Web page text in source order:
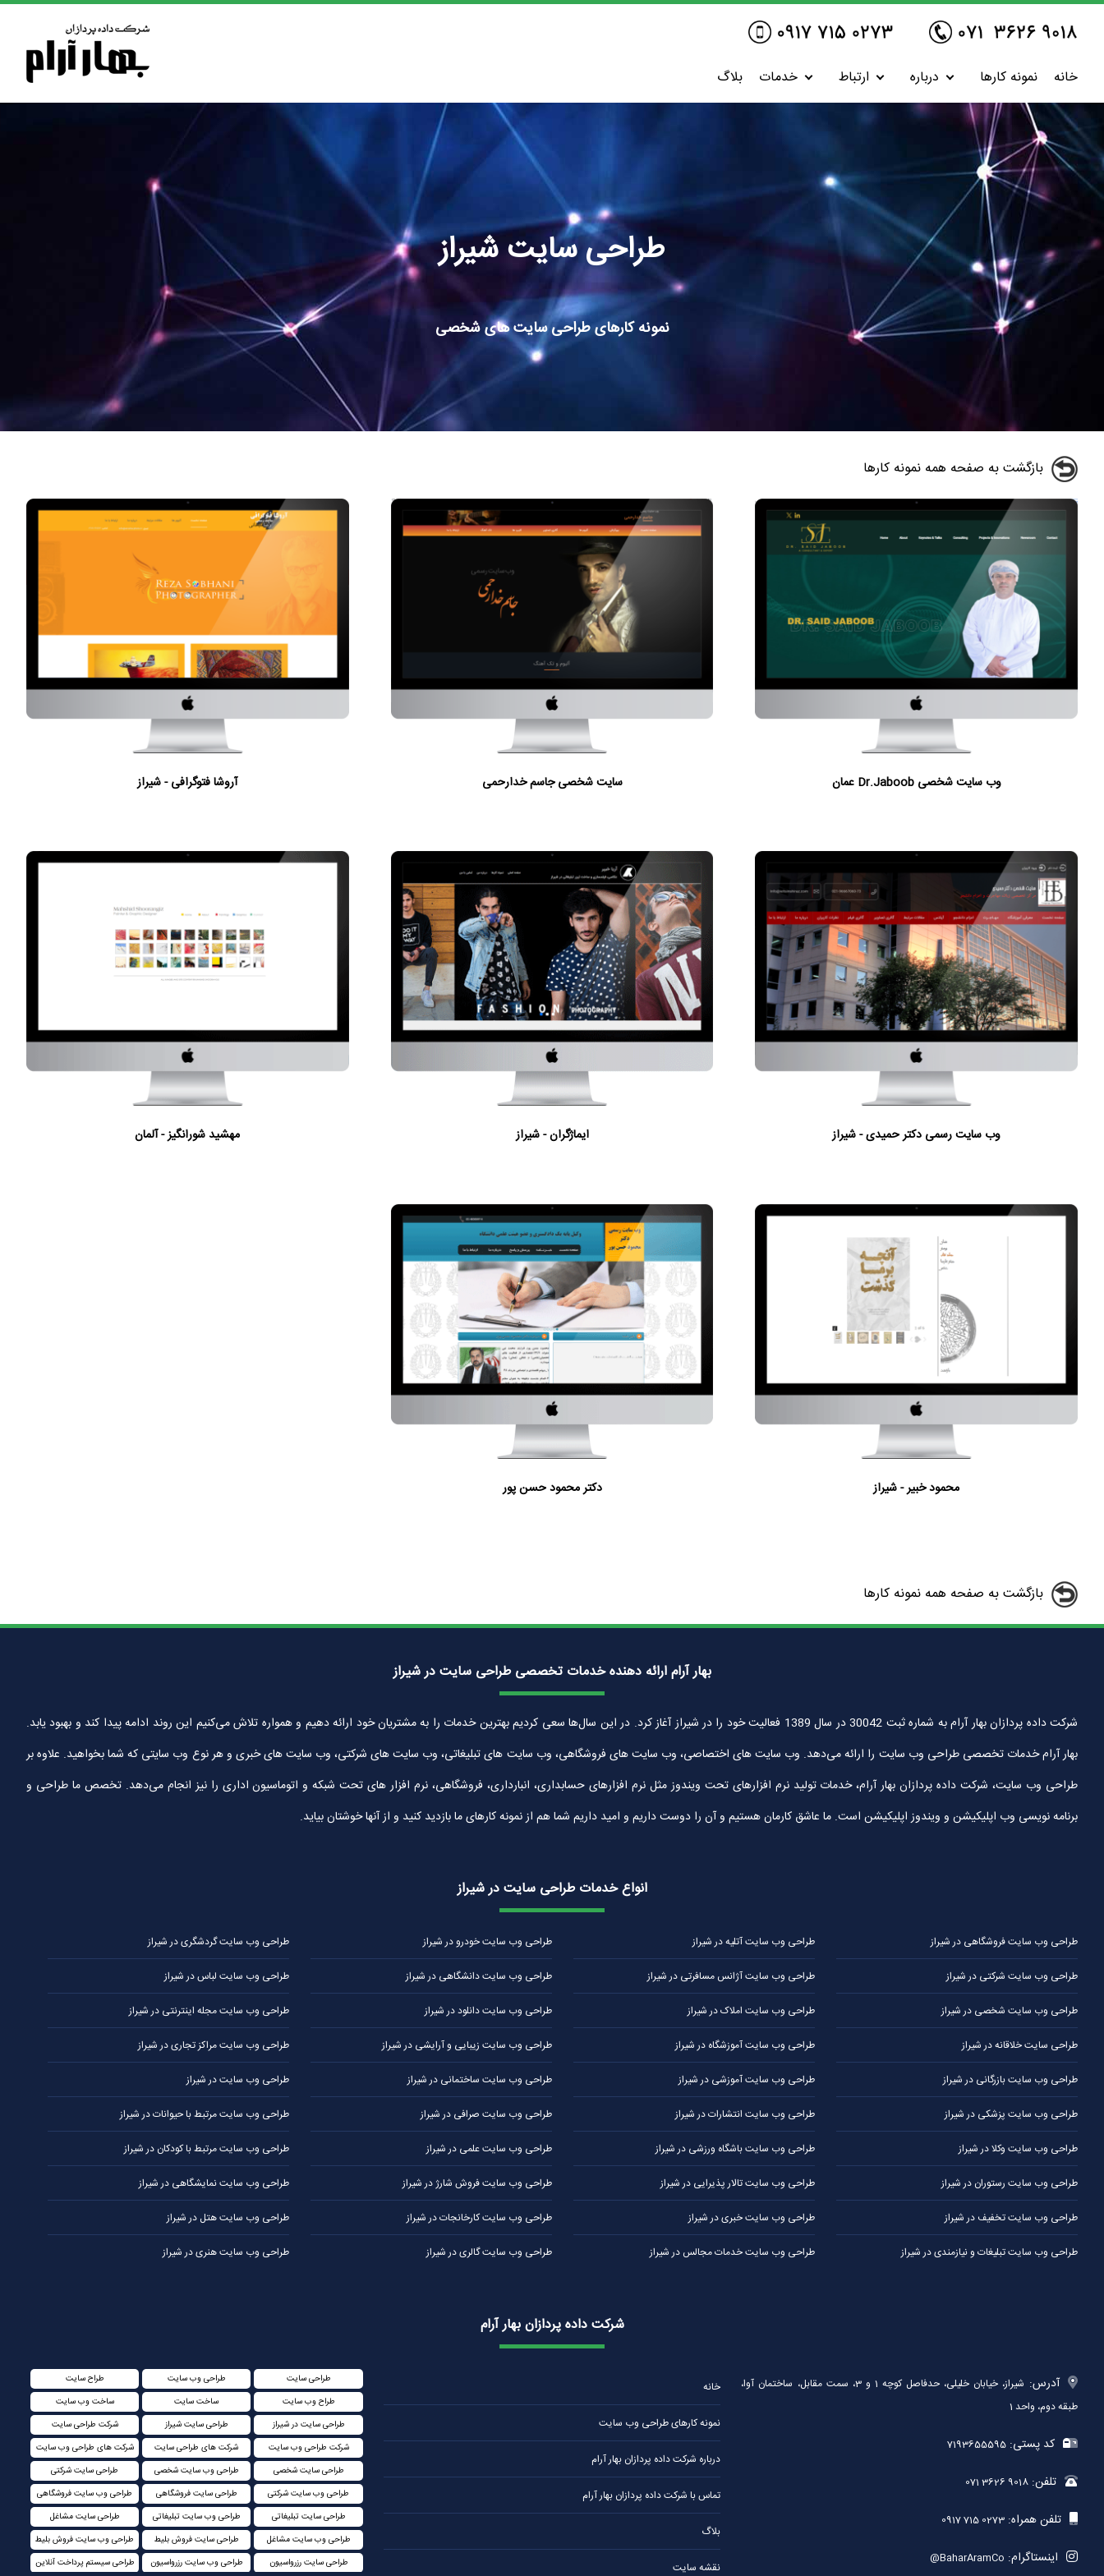
خانه نمونه کارها درباره ارتباط خدمات بلاگ
طراحی سایت شیراز
نمونه کارهای طراحی سایت های شخصی
بازگشت به صفحه همه نمونه کارها
وب سایت شخصی Dr.Jaboob عمان سایت شخصی جاسم خدارحمی آروشا فتوگرافی - شیراز
وب سایت رسمی دکتر حمیدی - شیراز ایماژگران - شیراز مهشید شورانگیز - آلمان
محمود خبیر - شیراز دکتر محمود حسن پور
بازگشت به صفحه همه نمونه کارها
بهار آرام ارائه دهنده خدمات تخصصی طراحی سایت در شیراز
شرکت داده پردازان بهار آرام به شماره ثبت 30042 در سال 1389 فعالیت خود را در شیراز آغاز کرد. در این سال‌ها سعی کردیم بهترین خدمات را به مشتریان خود ارائه دهیم و همواره تلاش می‌کنیم این روند ادامه پیدا کند و بهبود یابد.
بهار آرام خدمات تخصصی طراحی وب سایت را ارائه می‌دهد. وب سایت های اختصاصی، وب سایت های فروشگاهی، وب سایت های تبلیغاتی، وب سایت های شرکتی، وب سایت های خبری و هر نوع وب سایتی که شما بخواهید. علاوه بر
طراحی وب سایت، شرکت داده پردازان بهار آرام، خدمات تولید نرم افزارهای تحت ویندوز مثل نرم افزارهای حسابداری، انبارداری، فروشگاهی، نرم افزار های تحت شبکه و اتوماسیون اداری را نیز انجام می‌دهد. تخصص ما طراحی و
برنامه نویسی وب اپلیکیشن و ویندوز اپلیکیشن است. ما عاشق کارمان هستیم و آن را دوست داریم و امید داریم شما هم از نمونه کارهای ما بازدید کنید و از آنها خوشتان بیاید.
انواع خدمات طراحی سایت در شیراز
طراحی وب سایت فروشگاهی در شیراز
طراحی وب سایت شرکتی در شیراز
طراحی وب سایت شخصی در شیراز
طراحی سایت خلاقانه در شیراز
طراحی وب سایت بازرگانی در شیراز
طراحی وب سایت پزشکی در شیراز
طراحی وب سایت وکلا در شیراز
طراحی وب سایت رستوران در شیراز
طراحی وب سایت تخفیف در شیراز
طراحی وب سایت تبلیغات و نیازمندی در شیراز
طراحی وب سایت آتلیه در شیراز
طراحی وب سایت آژانس مسافرتی در شیراز
طراحی وب سایت املاک در شیراز
طراحی وب سایت آموزشگاه در شیراز
طراحی وب سایت آموزشی در شیراز
طراحی وب سایت انتشارات در شیراز
طراحی وب سایت باشگاه ورزشی در شیراز
طراحی وب سایت تالار پذیرایی در شیراز
طراحی وب سایت خبری در شیراز
طراحی وب سایت خدمات مجالس در شیراز
طراحی وب سایت خودرو در شیراز
طراحی وب سایت دانشگاهی در شیراز
طراحی وب سایت دانلود در شیراز
طراحی وب سایت زیبایی و آرایشی در شیراز
طراحی وب سایت ساختمانی در شیراز
طراحی وب سایت صرافی در شیراز
طراحی وب سایت علمی در شیراز
طراحی وب سایت فروش شارژ در شیراز
طراحی وب سایت کارخانجات در شیراز
طراحی وب سایت گالری در شیراز
طراحی وب سایت گردشگری در شیراز
طراحی وب سایت لباس در شیراز
طراحی وب سایت مجله اینترنتی در شیراز
طراحی وب سایت مراکز تجاری در شیراز
طراحی وب سایت در شیراز
طراحی وب سایت مرتبط با حیوانات در شیراز
طراحی وب سایت مرتبط با کودکان در شیراز
طراحی وب سایت نمایشگاهی در شیراز
طراحی وب سایت هتل در شیراز
طراحی وب سایت هنری در شیراز
شرکت داده پردازان بهار آرام
آدرس:
شیراز، خیابان خلیلی، حدفاصل کوچه 1 و 3، سمت مقابل، ساختمان آوا،
طبقه دوم، واحد 1
کد پستی: 7193655595
تلفن: 071 3626 9018
تلفن همراه: 0917 715 0273
اینستاگرام: @BaharAramCo
خانه
نمونه کارهای طراحی وب سایت
درباره شرکت داده پردازان بهار آرام
تماس با شرکت داده پردازان بهار آرام
بلاگ
نقشه سایت
طراحی سایت طراحی وب سایت
طراح سایت
طراح وب سایت
ساخت سایت
ساخت وب سایت
طراحی سایت در شیراز
طراحی سایت شیراز
شرکت طراحی سایت
شرکت طراحی وب سایت
شرکت های طراحی سایت
شرکت های طراحی وب سایت
طراحی سایت شخصی
طراحی وب سایت شخصی
طراحی سایت شرکتی
طراحی وب سایت شرکتی
طراحی سایت فروشگاهی
طراحی وب سایت فروشگاهی
طراحی سایت تبلیغاتی
طراحی وب سایت تبلیغاتی
طراحی سایت مشاغل
طراحی وب سایت مشاغل
طراحی سایت فروش بلیط
طراحی وب سایت فروش بلیط
طراحی سایت رزرواسیون
طراحی وب سایت رزرواسیون طراحی سیستم پرداخت آنلاین